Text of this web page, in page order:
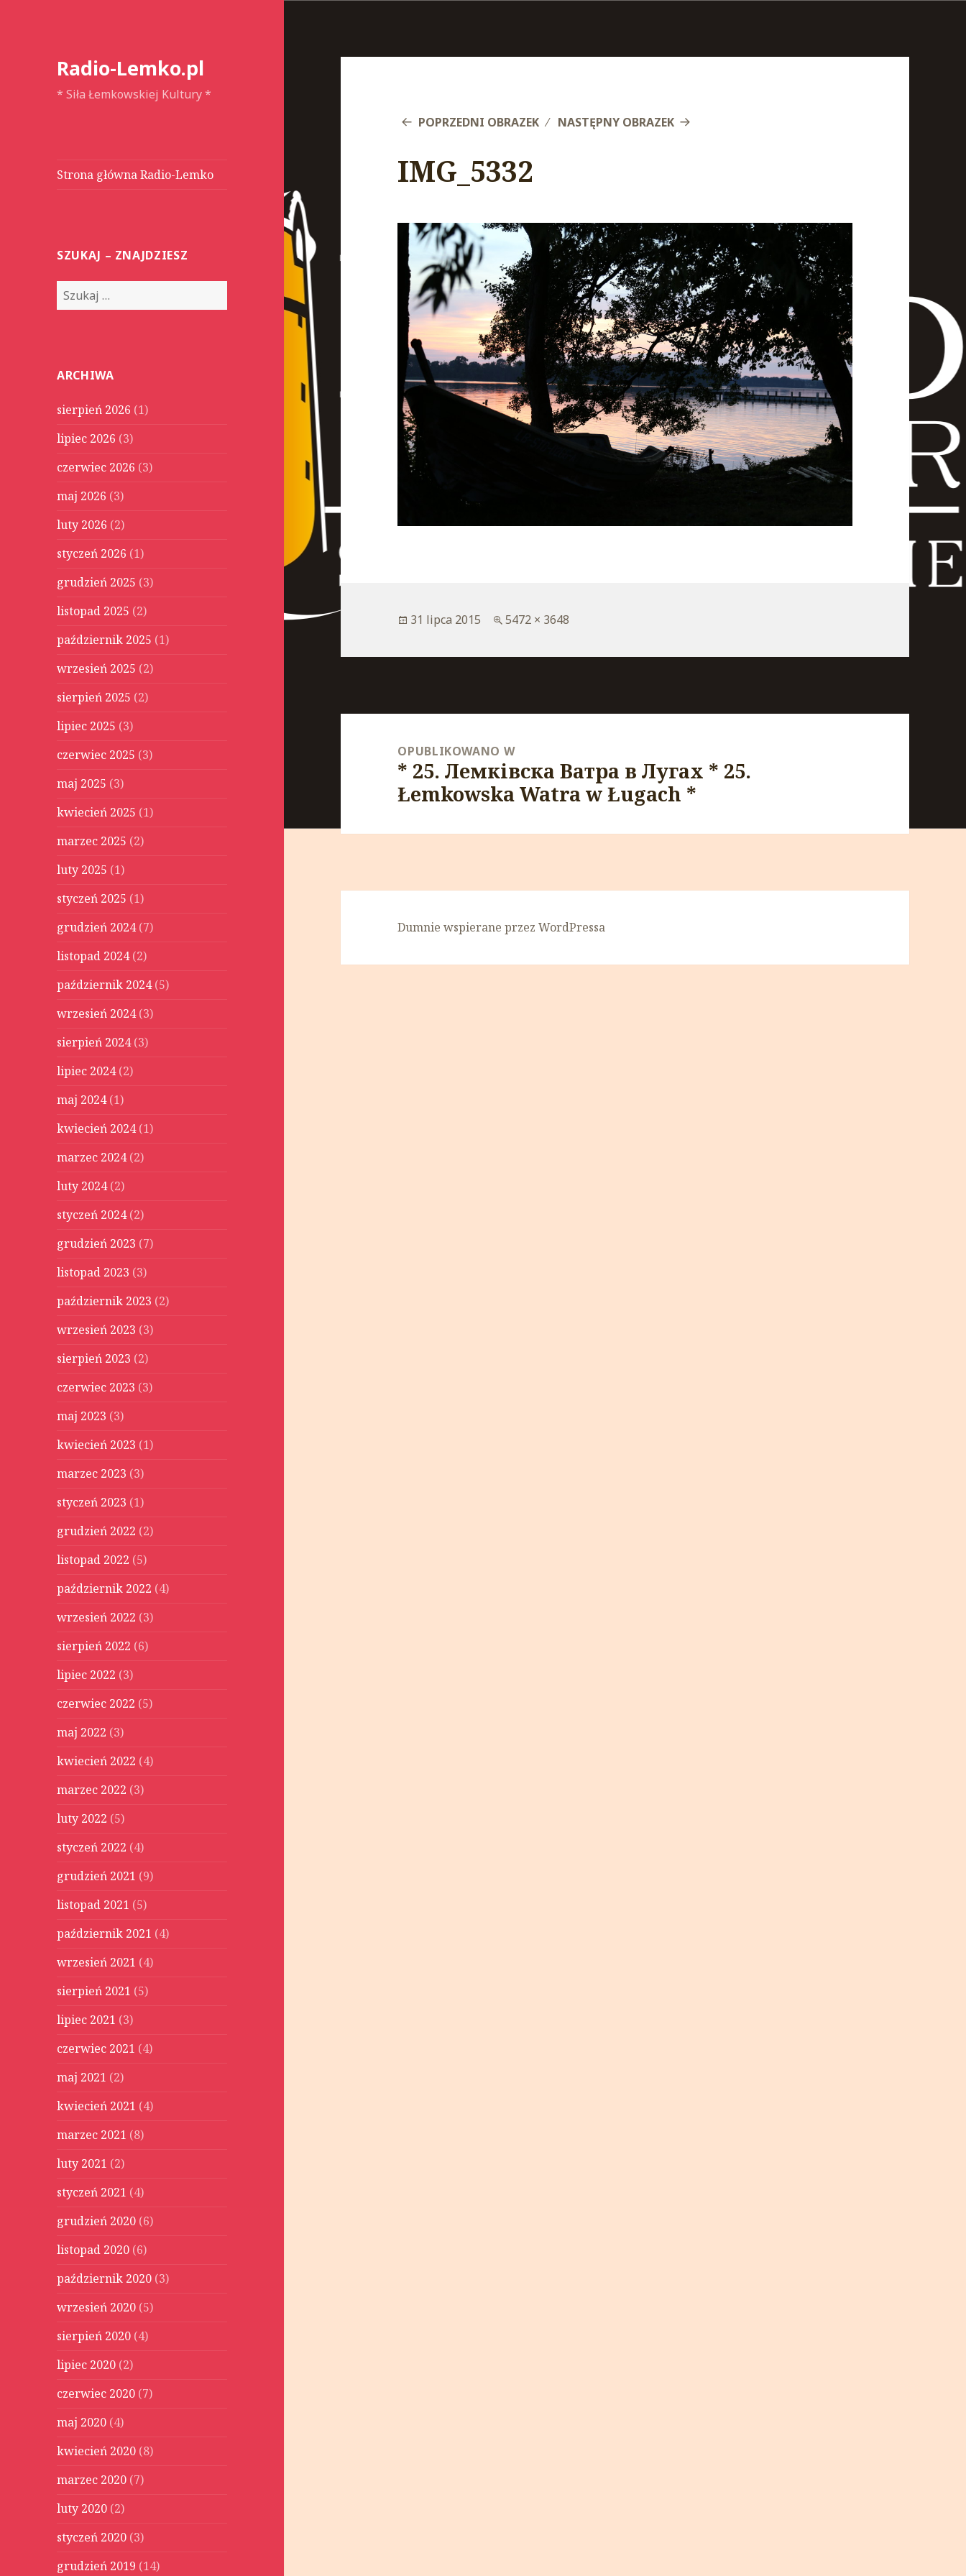
Radio-Lemko.pl
* Siła Łemkowskiej Kultury *
Strona główna Radio-Lemko
SZUKAJ – ZNAJDZIESZ
S
z
j
ARCHIWA
sierpień 2026 (1)
lipiec 2026 (3)
czerwiec 2026 (3)
maj 2026 (3)
luty 2026 (2)
styczeń 2026 (1)
grudzień 2025 (3)
listopad 2025 (2)
październik 2025 (1)
wrzesień 2025 (2)
sierpień 2025 (2)
lipiec 2025 (3)
czerwiec 2025 (3)
maj 2025 (3)
kwiecień 2025 (1)
marzec 2025 (2)
luty 2025 (1)
styczeń 2025 (1)
grudzień 2024(7)
listopad 2024(2)
październik 2024(5)
wrzesień 2024(3)
sierpień 2024(3)
lipiec 2024(2)
maj 2024(1)
kwiecień 2024(1)
marzec 2024(2)
luty 2024(2)
styczeń 2024(2)
grudzień 2023 (7)
listopad 2023 (3)
październik 2023 (2)
wrzesień 2023 (3)
sierpień 2023 (2)
czerwiec 2023 (3)
maj 2023 (3)
kwiecień 2023 (1)
marzec 2023 (3)
styczeń 2023 (1)
grudzień 2022 (2)
listopad 2022 (5)
październik 2022 (4)
wrzesień 2022 (3)
sierpień 2022 (6)
lipiec 2022 (3)
czerwiec 2022 (5)
maj 2022 (3)
kwiecień 2022 (4)
marzec 2022 (3)
luty 2022 (5)
styczeń 2022 (4)
grudzień 2021 (9)
listopad 2021 (5)
październik 2021 (4)
wrzesień 2021 (4)
sierpień 2021 (5)
lipiec 2021 (3)
czerwiec 2021 (4)
maj 2021 (2)
kwiecień 2021 (4)
marzec 2021 (8)
luty 2021 (2)
styczeń 2021 (4)
grudzień 2020 (6)
listopad 2020 (6)
październik 2020 (3)
wrzesień 2020 (5)
sierpień 2020 (4)
lipiec 2020 (2)
czerwiec 2020 (7)
maj 2020 (4)
kwiecień 2020 (8)
marzec 2020 (7)
luty 2020 (2)
styczeń 2020 (3)
grudzień 2019 (14)
POPRZEDNI OBRAZEK NASTĘPNY OBRAZEK
IMG_5332
Opublikowano
31 lipca 2015
Pełny
5472 × 3648
OPUBLIKOWANO W
* 25. Лемківска Ватра в Лугах * 25.
Łemkowska Watra w Ługach *
Dumnie wspierane przez WordPressa